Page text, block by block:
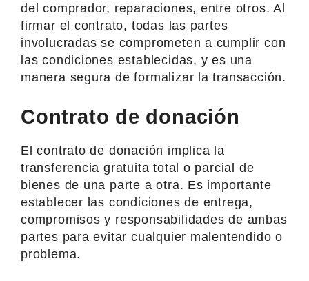
del comprador, reparaciones, entre otros. Al
firmar el contrato, todas las partes
involucradas se comprometen a cumplir con
las condiciones establecidas, y es una
manera segura de formalizar la transacción.
Contrato de donación
El contrato de donación implica la
transferencia gratuita total o parcial de
bienes de una parte a otra. Es importante
establecer las condiciones de entrega,
compromisos y responsabilidades de ambas
partes para evitar cualquier malentendido o
problema.